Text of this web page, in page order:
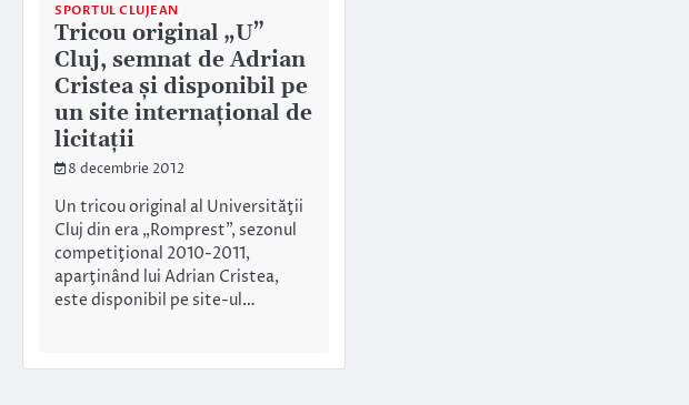
SPORTUL CLUJEAN
Tricou original „U”
Cluj, semnat de Adrian
Cristea şi disponibil pe
un site internaţional de
licitaţii
8 decembrie 2012
Un tricou original al Universităţii
Cluj din era „Romprest”, sezonul
competiţional 2010-2011,
aparţinând lui Adrian Cristea,
este disponibil pe site-ul…